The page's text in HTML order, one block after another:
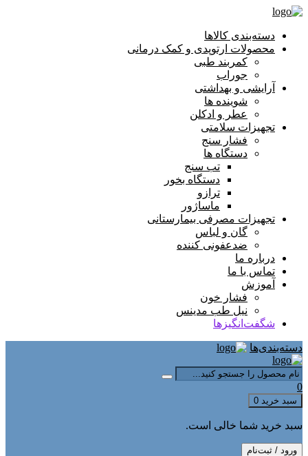
دسته‌بندی کالاها
محصولات ارتوپدی و کمک درمانی
کمربند طبی
جوراب
آرایشی و بهداشتی
شوینده ها
عطر و ادکلن
تجهیزات سلامتی
فشار سنج
دستگاه ها
تب سنج
دستگاه بخور
ترازو
ماساژور
تجهیزات مصرفی بیمارستانی
گان و لباس
ضدعفونی کننده
درباره ما
تماس با ما
آموزش
فشار خون
نیل طب مدینس
شگفت‌انگیزها
دسته‌بندی‌ها
0
سبد خرید 0
سبد خرید شما خالی است.
ورود / ثبت‌نام